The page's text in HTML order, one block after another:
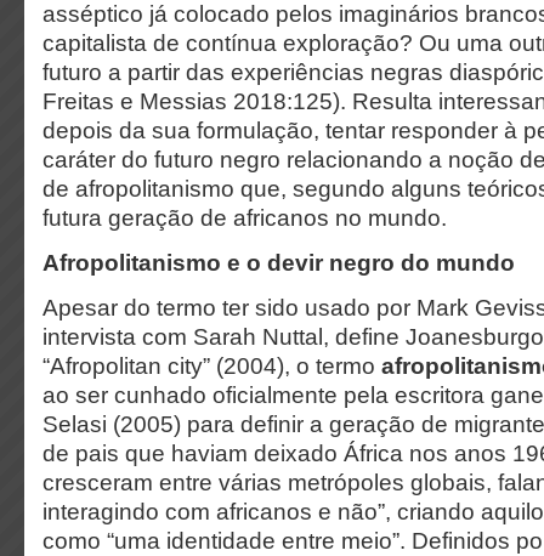
asséptico já colocado pelos imaginários
capitalista de contínua exploração? Ou uma
futuro a partir das experiências negras
Freitas e Messias 2018:125). Resulta
depois da sua formulação, tentar responder à
caráter do futuro negro relacionando a noção
de afropolitanismo que, segundo alguns
futura geração de africanos no mundo.
Afropolitanismo e o devir negro do mundo
Apesar do termo ter sido usado por Mark
intervista com Sarah Nuttal, define
“Afropolitan city” (2004), o termo
ao ser cunhado oficialmente pela escritora
Selasi (2005) para definir a geração de
de pais que haviam deixado África nos anos
cresceram entre várias metrópoles globais,
interagindo com africanos e não”, criando
como “uma identidade entre meio”. Definidos